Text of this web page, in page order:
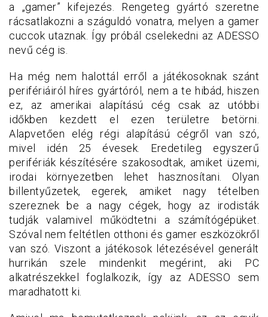
a „gamer” kifejezés. Rengeteg gyártó szeretne
rácsatlakozni a száguldó vonatra, melyen a gamer
cuccok utaznak. Így próbál cselekedni az ADESSO
nevű cég is.
Ha még nem halottál erről a játékosoknak szánt
perifériáiról híres gyártóról, nem a te hibád, hiszen
ez, az amerikai alapítású cég csak az utóbbi
időkben kezdett el ezen területre betörni.
Alapvetően elég régi alapítású cégről van szó,
mivel idén 25 évesek. Eredetileg egyszerű
perifériák készítésére szakosodtak, amiket üzemi,
irodai környezetben lehet hasznosítani. Olyan
billentyűzetek, egerek, amiket nagy tételben
szereznek be a nagy cégek, hogy az irodisták
tudják valamivel működtetni a számítógépüket.
Szóval nem feltétlen otthoni és gamer eszközökről
van szó. Viszont a játékosok létezésével generált
hurrikán szele mindenkit megérint, aki PC
alkatrészekkel foglalkozik, így az ADESSO sem
maradhatott ki.